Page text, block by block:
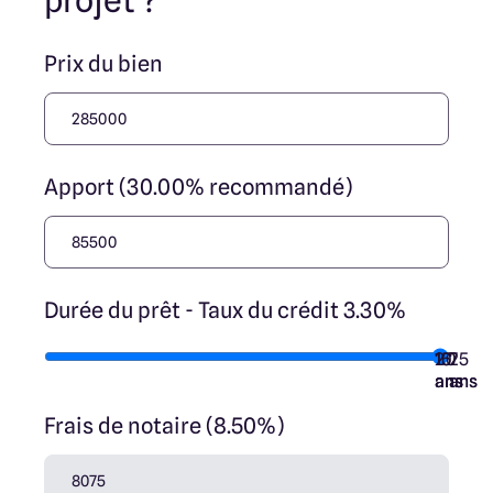
nos partenaires fonciers.
Prix du bien
Apport (30.00% recommandé)
Durée du prêt - Taux du crédit 3.30%
7
ans
10
ans
15
ans
20
ans
25
ans
Frais de notaire (8.50%)